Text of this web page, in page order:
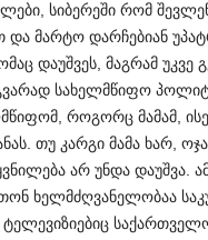
სიბერეში რომ
მარტო დარჩებიან
დაუშვეს, მაგრამ უკვე
სახელმწიფო
როგორც მამამ,
თუ კარგი მამა ხარ,
არ უნდა დაუშვა.
ხელმძღვანელობაა